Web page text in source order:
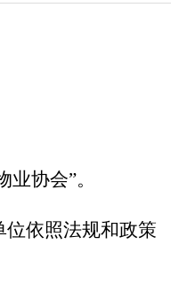
协会”。
依照法规和政策